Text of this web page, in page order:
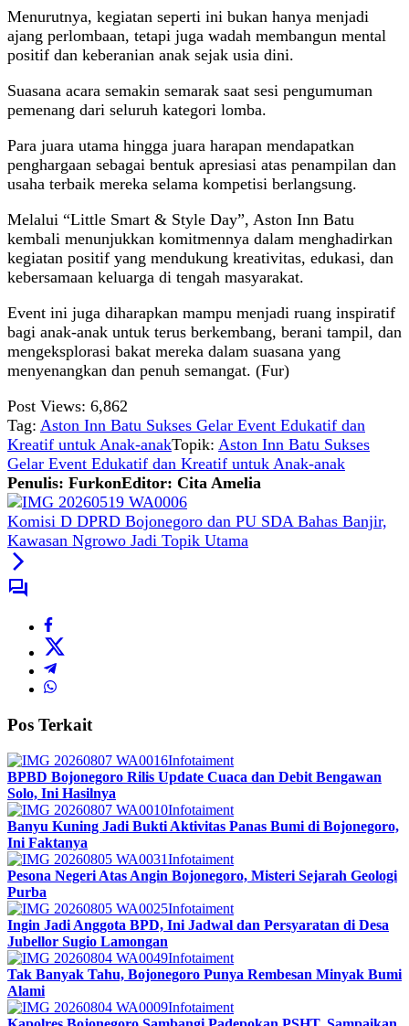
Menurutnya, kegiatan seperti ini bukan hanya menjadi
ajang perlombaan, tetapi juga wadah membangun mental
positif dan keberanian anak sejak usia dini.
Suasana acara semakin semarak saat sesi pengumuman
pemenang dari seluruh kategori lomba.
Para juara utama hingga juara harapan mendapatkan
penghargaan sebagai bentuk apresiasi atas penampilan dan
usaha terbaik mereka selama kompetisi berlangsung.
Melalui “Little Smart & Style Day”, Aston Inn Batu
kembali menunjukkan komitmennya dalam menghadirkan
kegiatan positif yang mendukung kreativitas, edukasi, dan
kebersamaan keluarga di tengah masyarakat.
Event ini juga diharapkan mampu menjadi ruang inspiratif
bagi anak-anak untuk terus berkembang, berani tampil, dan
mengeksplorasi bakat mereka dalam suasana yang
menyenangkan dan penuh semangat. (Fur)
Post Views: 6,862
Tag: Aston Inn Batu Sukses Gelar Event Edukatif dan
Kreatif untuk Anak-anakTopik: Aston Inn Batu Sukses
Gelar Event Edukatif dan Kreatif untuk Anak-anak
Penulis: FurkonEditor: Cita Amelia
Komisi D DPRD Bojonegoro dan PU SDA Bahas Banjir,
Kawasan Ngrowo Jadi Topik Utama
Pos Terkait
Infotaiment
BPBD Bojonegoro Rilis Update Cuaca dan Debit Bengawan
Solo, Ini Hasilnya
Infotaiment
Banyu Kuning Jadi Bukti Aktivitas Panas Bumi di Bojonegoro,
Ini Faktanya
Infotaiment
Pesona Negeri Atas Angin Bojonegoro, Misteri Sejarah Geologi
Purba
Infotaiment
Ingin Jadi Anggota BPD, Ini Jadwal dan Persyaratan di Desa
Jubellor Sugio Lamongan
Infotaiment
Tak Banyak Tahu, Bojonegoro Punya Rembesan Minyak Bumi
Alami
Infotaiment